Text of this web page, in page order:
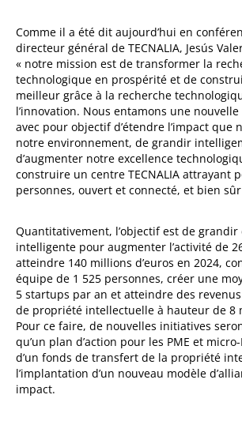
Comme il a été dit aujourd’hui en
directeur général de TECNALIA, Jesús
« notre mission est de transformer la
technologique en prospérité et de
meilleur grâce à la recherche
l’innovation. Nous entamons une
avec pour objectif d’étendre l’impact que
notre environnement, de grandir
d’augmenter notre excellence
construire un centre TECNALIA attrayant
personnes, ouvert et connecté, et bien
Quantitativement, l’objectif est de
intelligente pour augmenter l’activité de
atteindre 140 millions d’euros en 2024,
équipe de 1 525 personnes, créer une
5 startups par an et atteindre des
de propriété intellectuelle à hauteur de 8
Pour ce faire, de nouvelles initiatives
qu’un plan d’action pour les PME et
d’un fonds de transfert de la propriété
l’implantation d’un nouveau modèle
impact.